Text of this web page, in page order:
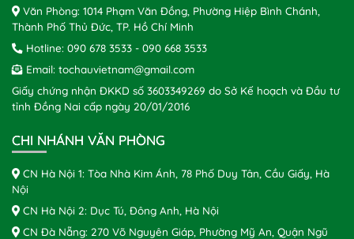
Văn Phòng: 1014 Phạm Văn Đồng, Phường Hiệp Bình Chánh,
Thành Phố Thủ Đức, TP. Hồ Chí Minh
Hotline: 090 678 3533 - 090 668 3533
Email: tochauvietnam@gmail.com
Giấy chứng nhận ĐKKD số 3603349269 do Sở Kế hoạch và Đầu tư
tỉnh Đồng Nai cấp ngày 20/01/2016
CHI NHÁNH VĂN PHÒNG
CN Hà Nội 1: Tòa Nhà Kim Ánh, 78 Phố Duy Tân, Cầu Giấy, Hà
Nội
CN Hà Nội 2: Dục Tú, Đông Anh, Hà Nội
CN Đà Nẵng: 270 Võ Nguyên Giáp, Phường Mỹ An, Quận Ngũ